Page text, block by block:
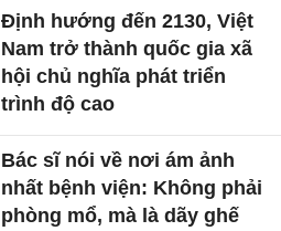
Định hướng đến 2130, Việt
Nam trở thành quốc gia xã
hội chủ nghĩa phát triển
trình độ cao
Bác sĩ nói về nơi ám ảnh
nhất bệnh viện: Không phải
phòng mổ, mà là dãy ghế